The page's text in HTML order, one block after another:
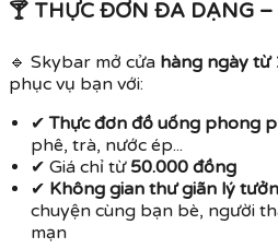
🍸 THỰC ĐƠN ĐA DẠNG –
🔹 Skybar mở cửa hàng ngày từ
phục vụ bạn với:
✔Thực đơn đồ uống phong
phê, trà, nước ép...
✔ Giá chỉ từ 50.000 đồng
✔ Không gian thư giãn lý
chuyện cùng bạn bè, người
mạn